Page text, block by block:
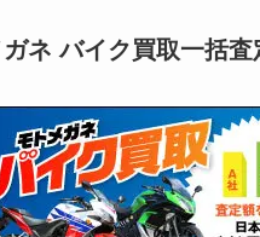
(31)
(51)
(34)
(5)
(24)
(16)
(25)
(64)
(16)
(62)
(4)
(249)
(12)
(131)
(38)
(167)
(85)
(171)
(66)
(16)
(141)
(254)
(1,139)
(166)
(23)
(33)
(415)
(16)
(137)
(72)
(2,743)
(126)
(170)
(171)
(118)
(1,605)
(147)
(13)
ネ バイク買取一括査